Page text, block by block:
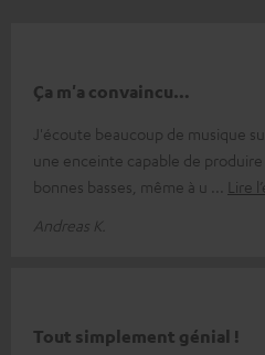
Ça m'a convaincu…
J'écoute beaucoup de musique
une enceinte capable de
bonnes basses, même à u
Lire
Andreas K.
Tout simplement génial !